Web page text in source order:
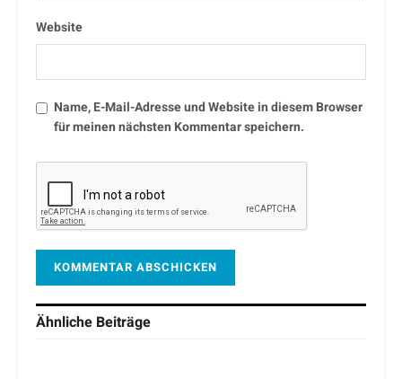
Website
Name, E-Mail-Adresse und Website in diesem Browser
für meinen nächsten Kommentar speichern.
Ähnliche Beiträge